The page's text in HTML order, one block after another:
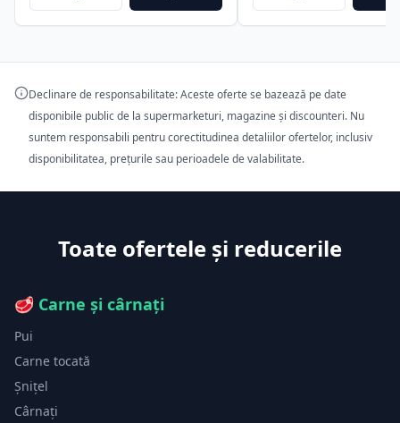
Declinare de responsabilitate: Aceste oferte se bazează pe date
disponibile public de la supermarketuri, magazine și discounteri. Nu
suntem responsabili pentru corectitudinea detaliilor ofertelor, inclusiv
disponibilitatea, prețurile sau perioadele de valabilitate.
Toate ofertele și reducerile
🥩 Carne și cârnați
Pui
Carne tocată
Șnițel
Cârnați